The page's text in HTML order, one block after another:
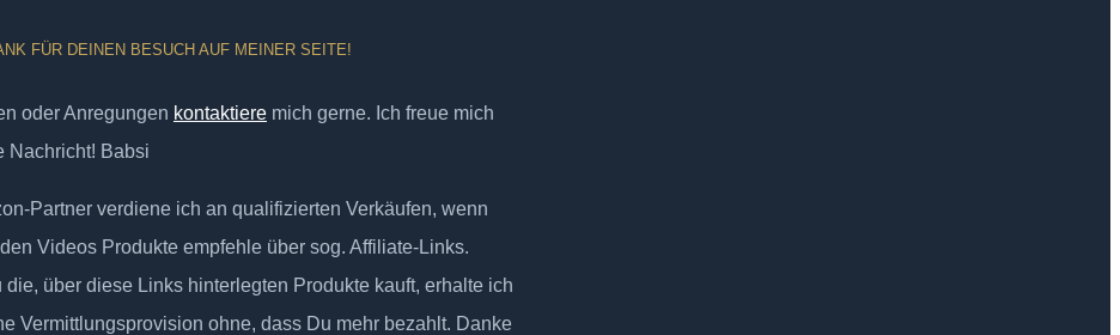
FÜR DEINEN BESUCH AUF MEINER SEITE!
oder Anregungen kontaktiere mich gerne. Ich freue mich
Nachricht! Babsi
Partner verdiene ich an qualifizierten Verkäufen, wenn
Videos Produkte empfehle über sog. Affiliate-Links.
die, über diese Links hinterlegten Produkte kauft, erhalte ich
Vermittlungsprovision ohne, dass Du mehr bezahlt. Danke